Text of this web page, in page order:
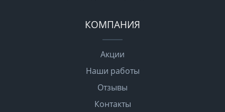
КОМПАНИЯ
Акции
Наши работы
Отзывы
Контакты